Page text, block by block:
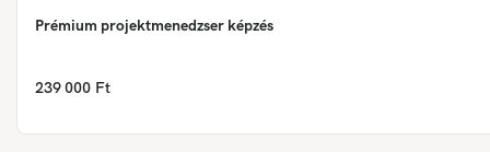
Prémium projektmenedzser képzés
239 000 Ft